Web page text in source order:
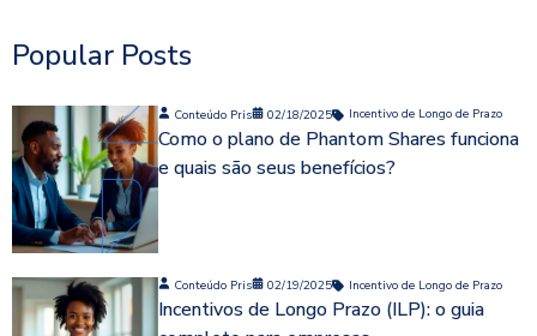
Popular Posts
Conteúdo Pris 02/18/2025 Incentivo de Longo de Prazo
Como o plano de Phantom Shares funciona
e quais são seus benefícios?
Conteúdo Pris 02/19/2025 Incentivo de Longo de Prazo
Incentivos de Longo Prazo (ILP): o guia